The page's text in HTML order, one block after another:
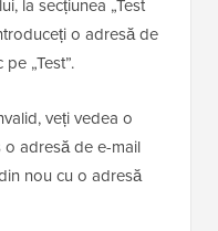
la secțiunea „Test
o adresă de
„Test”.
veți vedea o
adresă de e-mail
nou cu o adresă